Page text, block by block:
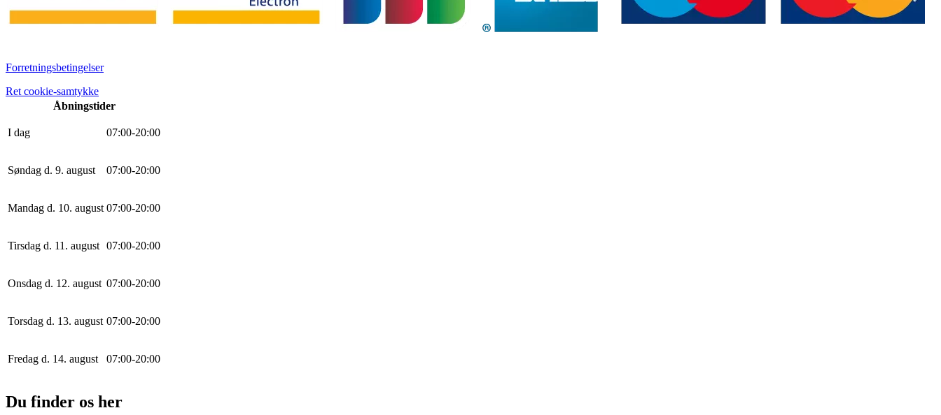
Forretningsbetingelser
Ret cookie-samtykke
Åbningstider
I dag 07:00-20:00
Søndag d. 9. august 07:00-20:00
Mandag d. 10. august 07:00-20:00
Tirsdag d. 11. august 07:00-20:00
Onsdag d. 12. august 07:00-20:00
Torsdag d. 13. august 07:00-20:00
Fredag d. 14. august 07:00-20:00
Du finder os her